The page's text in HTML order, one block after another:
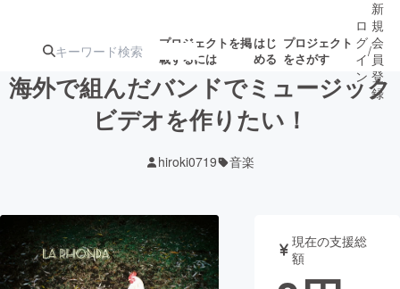
プロジェクトを掲
載するには
はじ
める
プロジェクト
をさがす
ジェクト
募集終了が近いプ
ロジェクト
アート・写真 音楽
ロ
グ
イ
ン
/
新
規
会
員
登
録
海外で組んだバンドでミュージック
ビデオを作りたい！
hiroki0719 音楽
現在の支援総
額